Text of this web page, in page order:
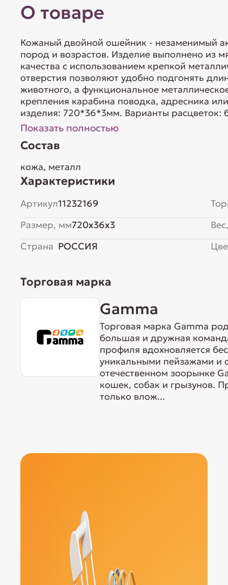
О товаре
Кожаный двойной ошейник - незаменимый
пород и возрастов. Изделие выполнено из
качества с использованием крепкой
отверстия позволяют удобно подгонять
животного, а функциональное
крепления карабина поводка, адресника
изделия: 720*36*3мм. Варианты расцветок:
Показать полностью
Состав
кожа, металл
Характеристики
Артикул11232169
Размер, мм720x36x3
Страна РОССИЯ
Торговая марка
Gamma
Торговая марка Gamma
большая и дружная
профиля вдохновляется
уникальными пейзажами и
отечественном зоорынке
кошек, собак и грызунов.
только влож...